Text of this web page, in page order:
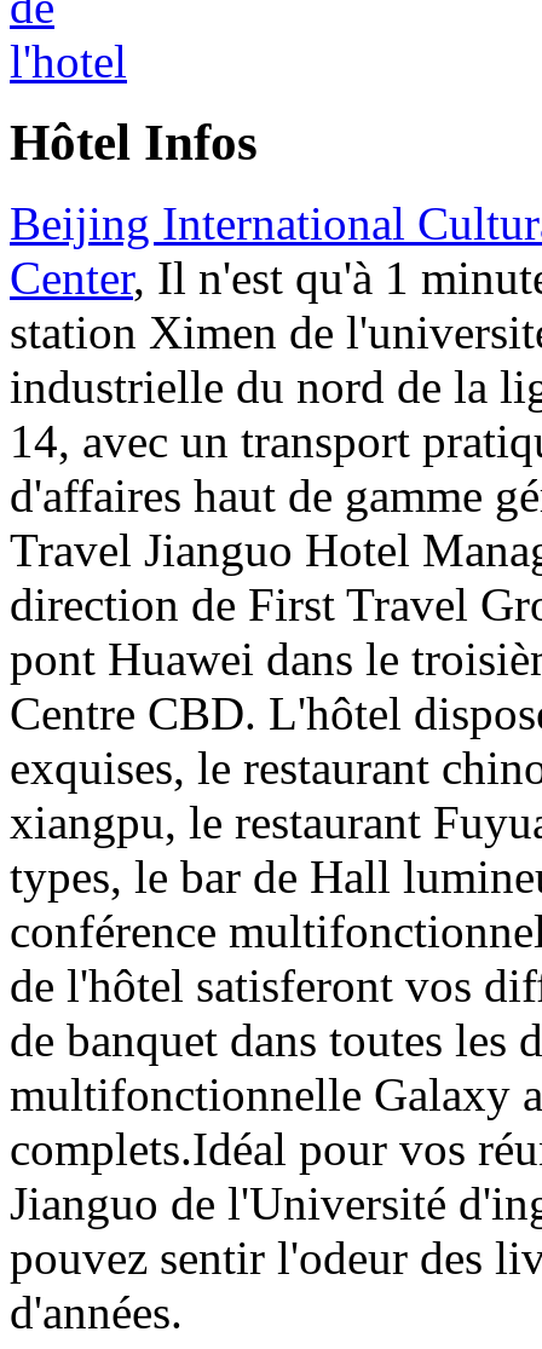
Hôtel Infos
Beijing International
Center, Il n'est qu'à 1
station Ximen de
industrielle du nord de la
14, avec un transport
d'affaires haut de gamme
Travel Jianguo Hotel
direction de First Travel
pont Huawei dans le
Centre CBD. L'hôtel
exquises, le restaurant
xiangpu, le restaurant
types, le bar de Hall
conférence
de l'hôtel satisferont vos
de banquet dans toutes les
multifonctionnelle Galaxy
complets.Idéal pour vos
Jianguo de l'Université
pouvez sentir l'odeur des
d'années.